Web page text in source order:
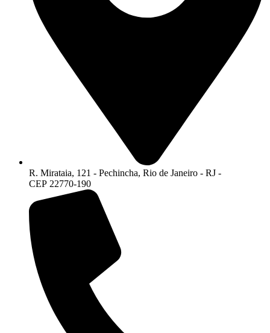
R. Mirataia, 121 - Pechincha, Rio de Janeiro - RJ -
CEP 22770-190